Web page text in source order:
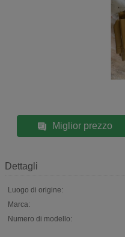
Miglior prezzo
Dettagli
Luogo di origine:
Marca:
Numero di modello: